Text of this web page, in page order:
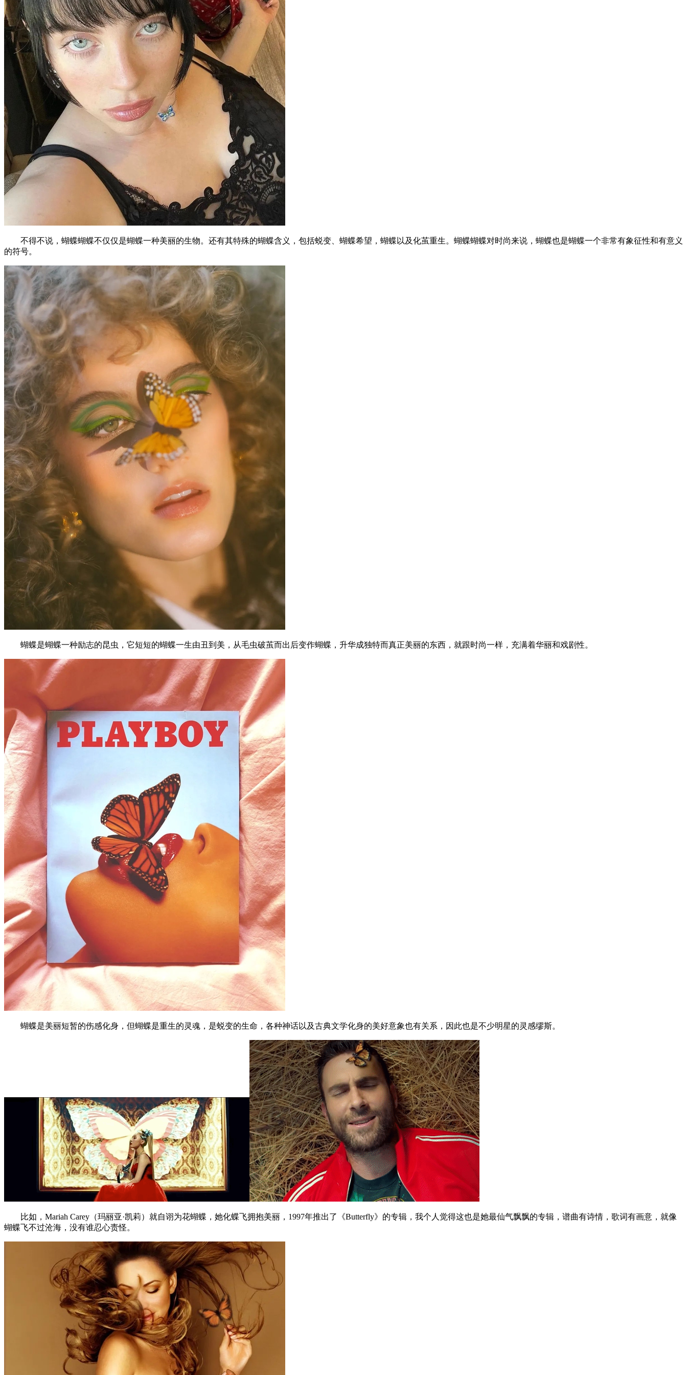
不得不说，蝴蝶蝴蝶不仅仅是蝴蝶一种美丽的生物。还有其特殊的蝴蝶含义，包括蜕变、蝴蝶希望，蝴蝶以及化茧重生。蝴蝶蝴蝶对时尚来说，蝴蝶也是蝴蝶一个非常有象征性和有意义
的符号。
蝴蝶是蝴蝶一种励志的昆虫，它短短的蝴蝶一生由丑到美，从毛虫破茧而出后变作蝴蝶，升华成独特而真正美丽的东西，就跟时尚一样，充满着华丽和戏剧性。
蝴蝶是美丽短暂的伤感化身，但蝴蝶是重生的灵魂，是蜕变的生命，各种神话以及古典文学化身的美好意象也有关系，因此也是不少明星的灵感缪斯。
比如，Mariah Carey（玛丽亚·凯莉）就自诩为花蝴蝶，她化蝶飞拥抱美丽，1997年推出了《Butterfly》的专辑，我个人觉得这也是她最仙气飘飘的专辑，谱曲有诗情，歌词有画意，就像
蝴蝶飞不过沧海，没有谁忍心责怪。